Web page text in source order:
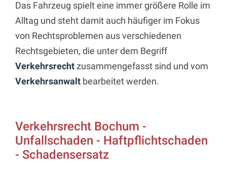
Das Fahrzeug spielt eine immer größere Rolle im
Alltag und steht damit auch häufiger im Fokus
von Rechtsproblemen aus verschiedenen
Rechtsgebieten, die unter dem Begriff
Verkehrsrecht zusammengefasst sind und vom
Verkehrsanwalt bearbeitet werden.
Verkehrsrecht Bochum -
Unfallschaden - Haftpflichtschaden
- Schadensersatz